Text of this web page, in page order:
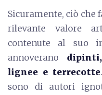
Sicuramente, ciò che
rilevante valore
contenute al suo
annoverano
lignee e terrecotte
sono di autori